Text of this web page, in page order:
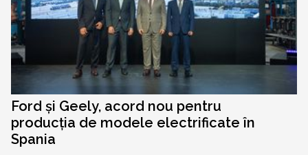
Ford și Geely, acord nou pentru
producția de modele electrificate în
Spania